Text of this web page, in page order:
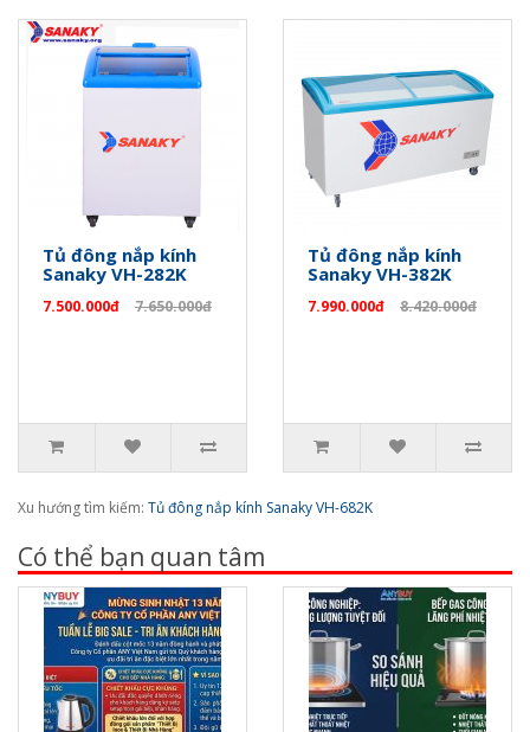
Tủ đông nắp kính
Sanaky VH-282K
7.500.000đ 7.650.000đ
Tủ đông nắp kính
Sanaky VH-382K
7.990.000đ 8.420.000đ
Xu hướng tìm kiếm: Tủ đông nắp kính Sanaky VH-682K
Có thể bạn quan tâm